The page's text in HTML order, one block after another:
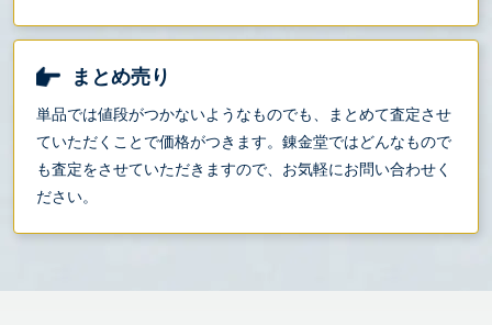
まとめ売り
単品では値段がつかないようなものでも、まとめて査定させ
ていただくことで価格がつきます。錬金堂ではどんなもので
も査定をさせていただきますので、お気軽にお問い合わせく
ださい。